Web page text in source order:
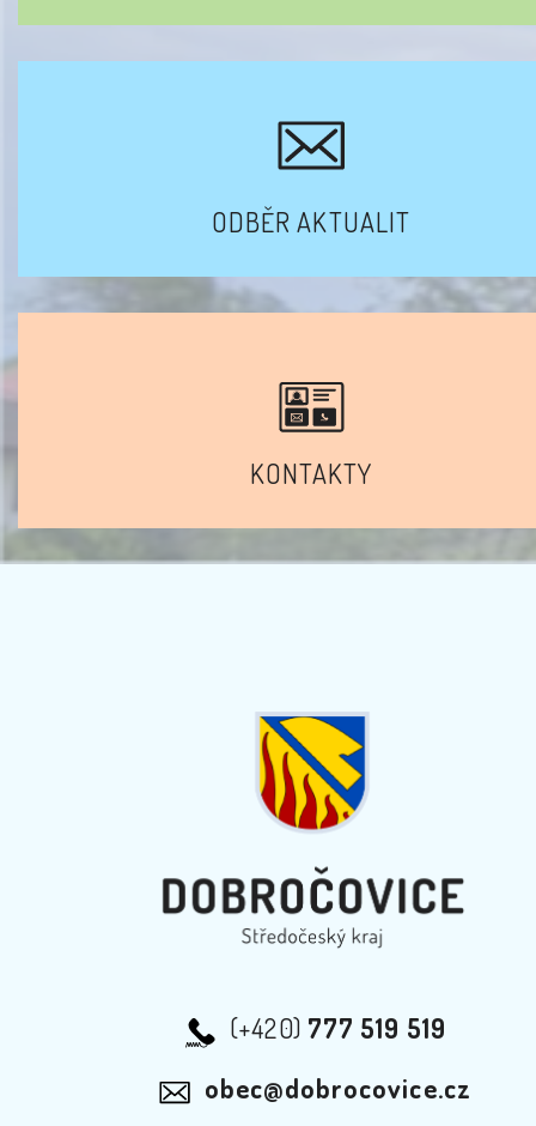
ODBĚR AKTUALIT
KONTAKTY
(+420) 777 519 519
obec@dobrocovice.cz